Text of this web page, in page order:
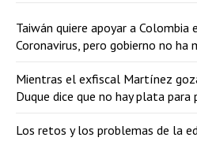
Taiwán quiere apoyar a Colombia
Coronavirus, pero gobierno no ha
Mientras el exfiscal Martínez
Duque dice que no hay plata
Los retos y los problemas de la